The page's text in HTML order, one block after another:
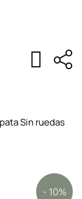
Sin ruedas
- 10%